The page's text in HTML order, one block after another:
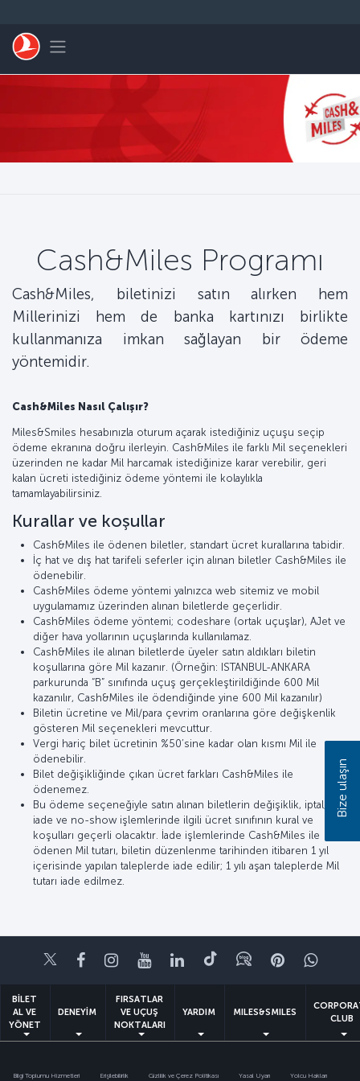
Toggle navigation
Cash&Miles Programı
Cash&Miles, biletinizi satın alırken hem
Millerinizi hem de banka kartınızı birlikte
kullanmanıza imkan sağlayan bir ödeme
yöntemidir.
Cash&Miles Nasıl Çalışır?
Miles&Smiles hesabınızla oturum açarak istediğiniz uçuşu seçip
ödeme ekranına doğru ilerleyin. Cash&Miles ile farklı Mil seçenekleri
üzerinden ne kadar Mil harcamak istediğinize karar verebilir, geri
kalan ücreti istediğiniz ödeme yöntemi ile kolaylıkla
tamamlayabilirsiniz.
Kurallar ve koşullar
Cash&Miles ile ödenen biletler, standart ücret kurallarına tabidir.
İç hat ve dış hat tarifeli seferler için alınan biletler Cash&Miles ile
ödenebilir.
Cash&Miles ödeme yöntemi yalnızca web sitemiz ve mobil
uygulamamız üzerinden alınan biletlerde geçerlidir.
Cash&Miles ödeme yöntemi; codeshare (ortak uçuşlar), AJet ve
diğer hava yollarının uçuşlarında kullanılamaz.
Cash&Miles ile alınan biletlerde üyeler satın aldıkları biletin
koşullarına göre Mil kazanır. (Örneğin: ISTANBUL-ANKARA
parkurunda “B” sınıfında uçuş gerçekleştirildiğinde 600 Mil
kazanılır, Cash&Miles ile ödendiğinde yine 600 Mil kazanılır)
Biletin ücretine ve Mil/para çevrim oranlarına göre değişkenlik
gösteren Mil seçenekleri mevcuttur.
Vergi hariç bilet ücretinin %50’sine kadar olan kısmı Mil ile
ödenebilir.
Bilet değişikliğinde çıkan ücret farkları Cash&Miles ile
ödenemez.
Bu ödeme seçeneğiyle satın alınan biletlerin değişiklik, iptal,
iade ve no-show işlemlerinde ilgili ücret sınıfının kural ve
koşulları geçerli olacaktır. İade işlemlerinde Cash&Miles ile
ödenen Mil tutarı, biletin düzenlenme tarihinden itibaren 1 yıl
içerisinde yapılan taleplerde iade edilir; 1 yılı aşan taleplerde Mil
tutarı iade edilmez.
TwitterFacebookInstagram
YoutubeLinkedIn
TiktokBlogPinterest
BİLET
AL VE
YÖNET
DENEYİM
FIRSATLAR
VE UÇUŞ
NOKTALARI
YARDIM MILES&SMILES
CLUB
Bilgi Toplumu Hizmetleri Erişilebilirlik Gizlilik ve Çerez Politikası Yasal Uyarı Yolcu Hakları
Bize ulaşın